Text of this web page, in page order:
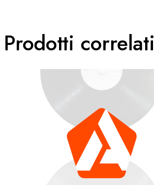
Prodotti correlati